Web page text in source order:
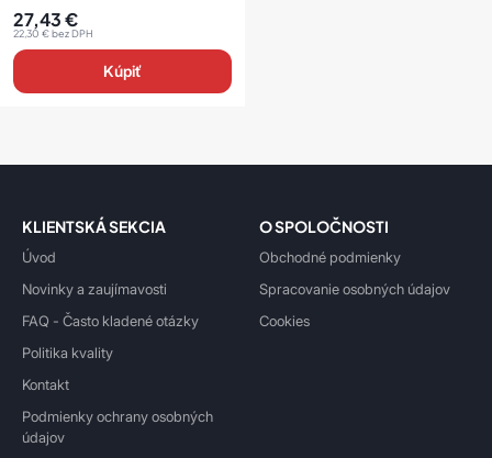
27,43€
22,30 €bez DPH
Kúpiť
KLIENTSKÁ SEKCIA
Úvod
Novinky a zaujímavosti
FAQ - Často kladené otázky
Politika kvality
Kontakt
Podmienky ochrany osobných
údajov
O SPOLOČNOSTI
Obchodné podmienky
Spracovanie osobných údajov
Cookies